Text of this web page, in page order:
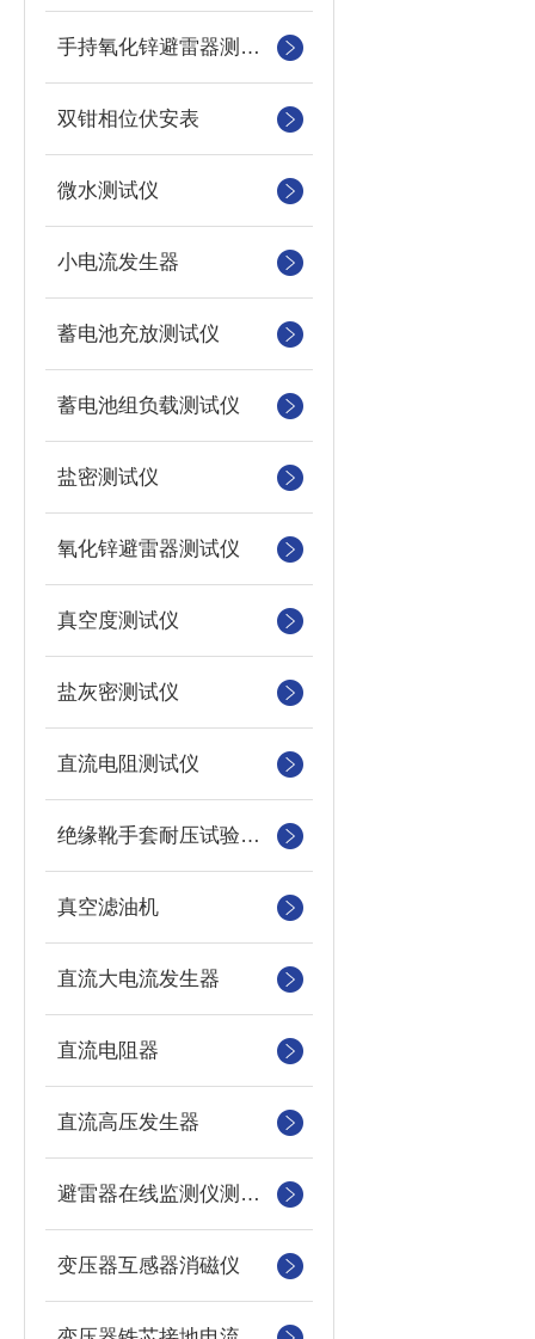
手持氧化锌避雷器测试仪
双钳相位伏安表
微水测试仪
小电流发生器
蓄电池充放测试仪
蓄电池组负载测试仪
盐密测试仪
氧化锌避雷器测试仪
真空度测试仪
盐灰密测试仪
直流电阻测试仪
绝缘靴手套耐压试验装置
真空滤油机
直流大电流发生器
直流电阻器
直流高压发生器
避雷器在线监测仪测试仪
变压器互感器消磁仪